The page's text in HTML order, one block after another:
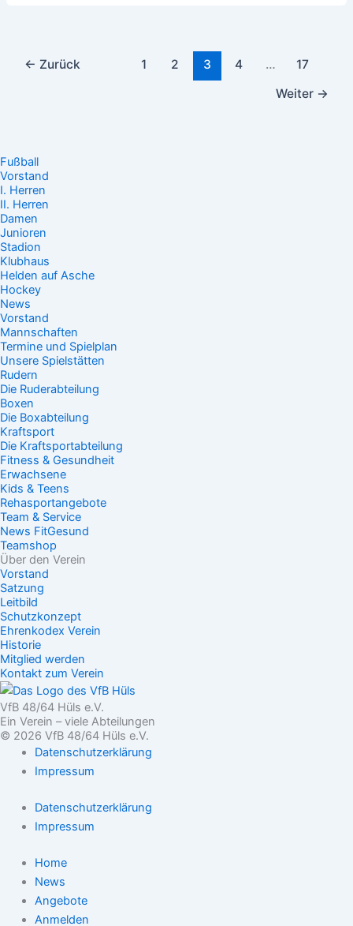
← Zurück 1 2 3 4 …
17
Weiter →
Fußball
Vorstand
I. Herren
II. Herren
Damen
Junioren
Stadion
Klubhaus
Helden auf Asche
Hockey
News
Vorstand
Mannschaften
Termine und Spielplan
Unsere Spielstätten
Rudern
Die Ruderabteilung
Boxen
Die Boxabteilung
Kraftsport
Die Kraftsportabteilung
Fitness & Gesundheit
Erwachsene
Kids & Teens
Rehasportangebote
Team & Service
News FitGesund
Teamshop
Über den Verein
Vorstand
Satzung
Leitbild
Schutzkonzept
Ehrenkodex Verein
Historie
Mitglied werden
Kontakt zum Verein
VfB 48/64 Hüls e.V.
Ein Verein – viele Abteilungen
© 2026 VfB 48/64 Hüls e.V.
Datenschutzerklärung
Impressum
Datenschutzerklärung
Impressum
Home
News
Angebote
Anmelden